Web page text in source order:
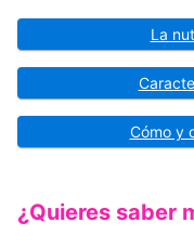
La
Cómo y
¿Quieres saber